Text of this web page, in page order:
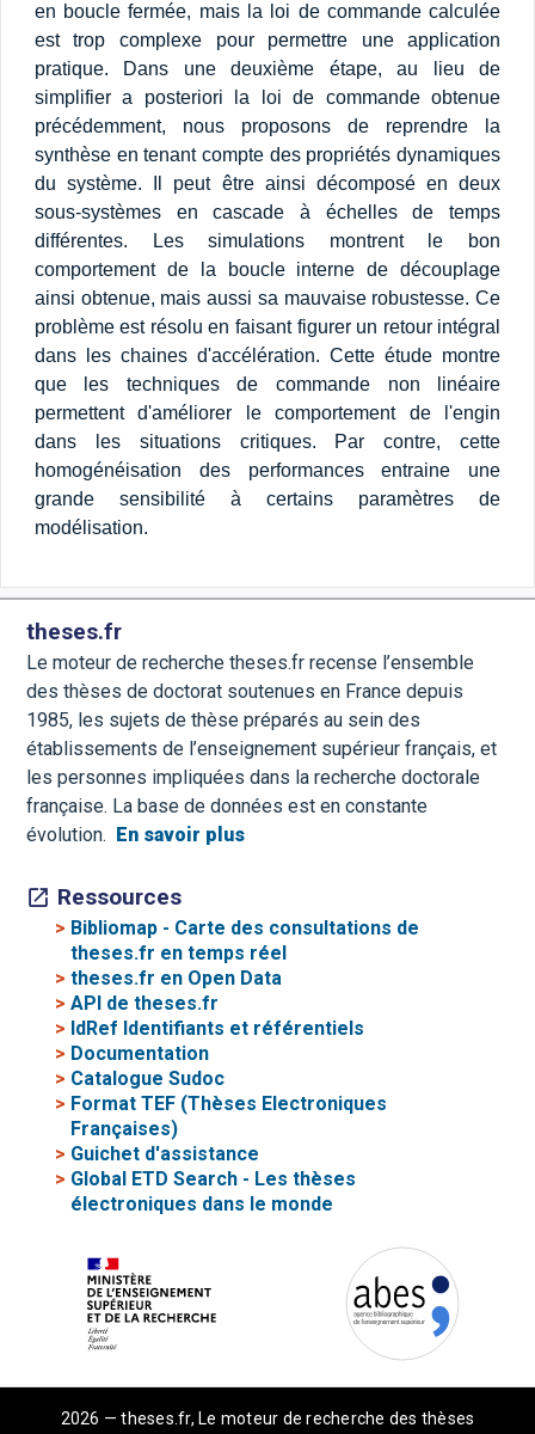
en boucle fermée, mais la loi de commande calculée
est trop complexe pour permettre une application
pratique. Dans une deuxième étape, au lieu de
simplifier a posteriori la loi de commande obtenue
précédemment, nous proposons de reprendre la
synthèse en tenant compte des propriétés dynamiques
du système. Il peut être ainsi décomposé en deux
sous-systèmes en cascade à échelles de temps
différentes. Les simulations montrent le bon
comportement de la boucle interne de découplage
ainsi obtenue, mais aussi sa mauvaise robustesse. Ce
problème est résolu en faisant figurer un retour intégral
dans les chaines d'accélération. Cette étude montre
que les techniques de commande non linéaire
permettent d'améliorer le comportement de l'engin
dans les situations critiques. Par contre, cette
homogénéisation des performances entraine une
grande sensibilité à certains paramètres de
modélisation.
theses.fr
Le moteur de recherche theses.fr recense l’ensemble
des thèses de doctorat soutenues en France depuis
1985, les sujets de thèse préparés au sein des
établissements de l’enseignement supérieur français, et
les personnes impliquées dans la recherche doctorale
française. La base de données est en constante
évolution.
En savoir plus
Ressources
> Bibliomap - Carte des consultations de
theses.fr en temps réel
>theses.fr en Open Data
>API de theses.fr
> IdRef Identifiants et référentiels
> Documentation
> Catalogue Sudoc
> Format TEF (Thèses Electroniques
Françaises)
> Guichet d'assistance
> Global ETD Search - Les thèses
électroniques dans le monde
2026 — theses.fr, Le moteur de recherche des thèses